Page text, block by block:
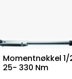
Momentnøkkel 1/
25- 330 Nm